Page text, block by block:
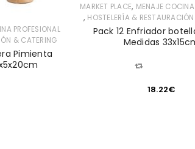
PROFESIONAL
& CATERING
Pimienta
MARKET PLACE, MENAJE
, HOSTELERÍA &
Pack 12 Enfriador
Medidas
COMPARAR
18.22€